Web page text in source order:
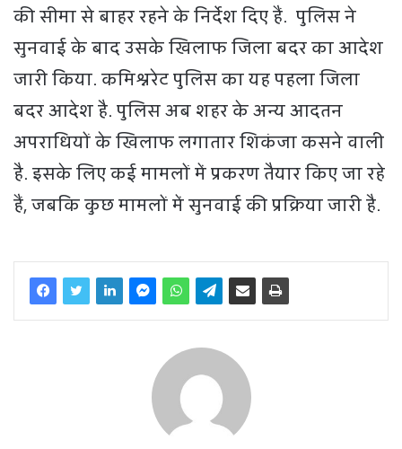
की सीमा से बाहर रहने के निर्देश दिए हैं. पुलिस ने
सुनवाई के बाद उसके खिलाफ जिला बदर का आदेश
जारी किया. कमिश्नरेट पुलिस का यह पहला जिला
बदर आदेश है. पुलिस अब शहर के अन्य आदतन
अपराधियों के खिलाफ लगातार शिकंजा कसने वाली
है. इसके लिए कई मामलों में प्रकरण तैयार किए जा रहे
हैं, जबकि कुछ मामलों में सुनवाई की प्रक्रिया जारी है.